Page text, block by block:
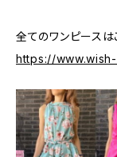
全てのワンピースは
https://